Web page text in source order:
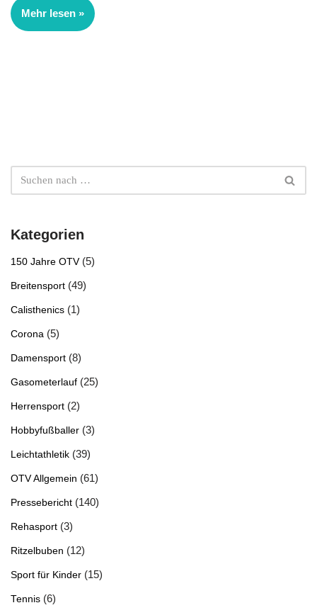
Mehr lesen »
Kategorien
150 Jahre OTV(5)
Breitensport (49)
Calisthenics (1)
Corona (5)
Damensport (8)
Gasometerlauf (25)
Herrensport (2)
Hobbyfußballer (3)
Leichtathletik (39)
OTV Allgemein (61)
Pressebericht (140)
Rehasport (3)
Ritzelbuben (12)
Sport für Kinder (15)
Tennis (6)